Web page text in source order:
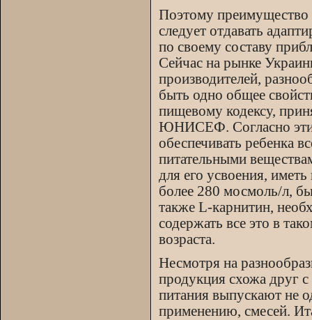
Поэтому преимущество
следует отдавать
по своему составу
Сейчас на рынке
производителей,
быть одно общее
пищевому кодексу,
ЮНИСЕФ. Согласно
обеспечивать ребенка
питательными
для его усвоения,
более 280 мосмоль/л,
также L-карнитин,
содержать все это в
возраста.
Несмотря на
продукция схожа друг
питания выпускают не
применению, смесей.